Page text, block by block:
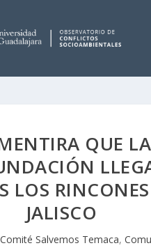
QUE LA
LOS
JALISCO
Comité Salvemos Temaca,